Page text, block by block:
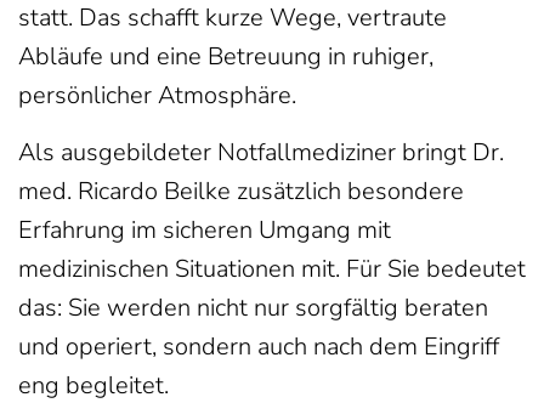
statt. Das schafft kurze Wege, vertraute
Abläufe und eine Betreuung in ruhiger,
persönlicher Atmosphäre.
Als ausgebildeter Notfallmediziner bringt Dr.
med. Ricardo Beilke zusätzlich besondere
Erfahrung im sicheren Umgang mit
medizinischen Situationen mit. Für Sie bedeutet
das: Sie werden nicht nur sorgfältig beraten
und operiert, sondern auch nach dem Eingriff
eng begleitet.